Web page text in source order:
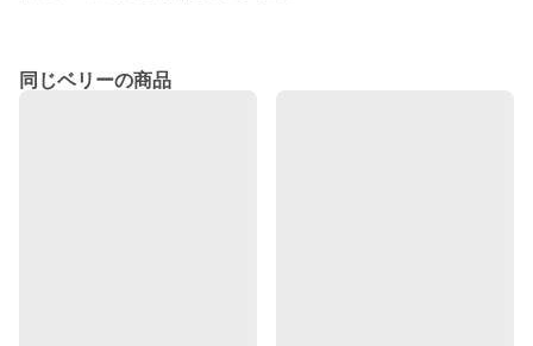
同じベリーの商品